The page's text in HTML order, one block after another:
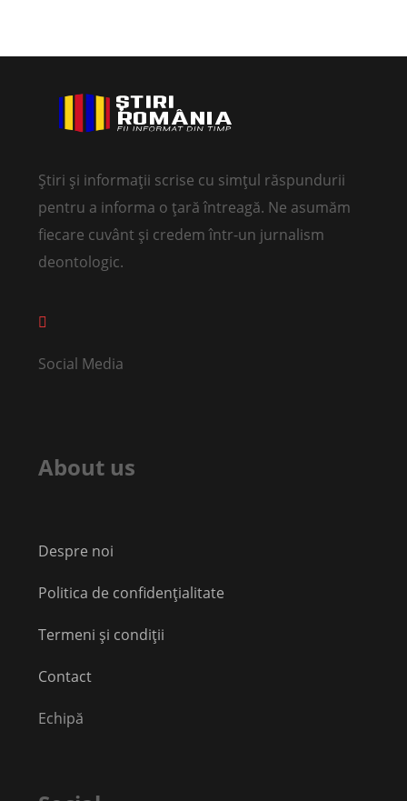
Știri și informații scrise cu simțul răspundurii
pentru a informa o țară întreagă. Ne asumăm
fiecare cuvânt și credem într-un jurnalism
deontologic.
Social Media
About us
Despre noi
Politica de confidențialitate
Termeni și condiții
Contact
Echipă